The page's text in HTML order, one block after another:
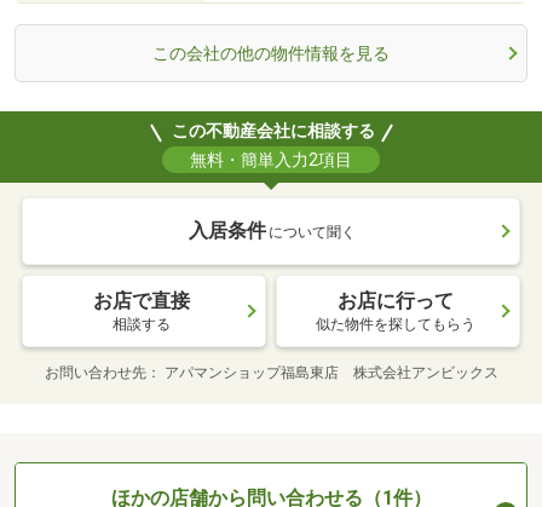
この会社の他の物件情報を見る
この不動産会社に相談する
無料・簡単入力2項目
入居条件 について聞く
お店で直接
相談する
お店に行って
似た物件を探してもらう
お問い合わせ先 アパマンショップ福島東店 株式会社アンビックス
ほかの店舗から問い合わせる（1件）